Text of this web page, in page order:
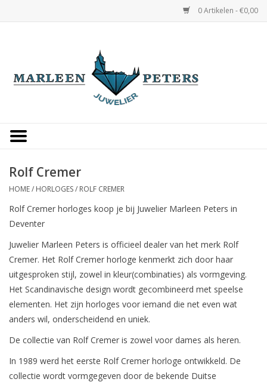
0 Artikelen - €0,00
Occasions
Trouwringen
Overige
Merken
Cadeaukaarten
Rolf Cremer
HOME/ HORLOGES/ ROLF CREMER
Rolf Cremer horloges koop je bij Juwelier Marleen Peters in
Deventer
Juwelier Marleen Peters is officieel dealer van het merk Rolf
Cremer. Het Rolf Cremer horloge kenmerkt zich door haar
uitgesproken stijl, zowel in kleur(combinaties) als vormgeving.
Het Scandinavische design wordt gecombineerd met speelse
elementen. Het zijn horloges voor iemand die net even wat
anders wil, onderscheidend en uniek.
De collectie van Rolf Cremer is zowel voor dames als heren.
In 1989 werd het eerste Rolf Cremer horloge ontwikkeld. De
collectie wordt vormgegeven door de bekende Duitse